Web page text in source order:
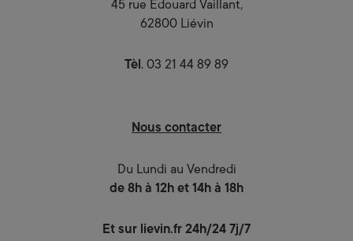
45 rue Edouard Vaillant,
62800 Liévin
Tèl . 03 21 44 89 89
Nous contacter
Du Lundi au Vendredi
de 8h à 12h et 14h à 18h
Et sur lievin.fr 24h/24 7j/7